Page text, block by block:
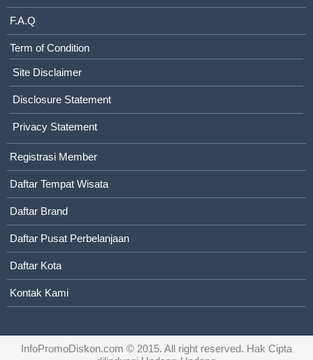
F.A.Q
Term of Condition
Site Disclaimer
Disclosure Statement
Privacy Statement
Registrasi Member
Daftar Tempat Wisata
Daftar Brand
Daftar Pusat Perbelanjaan
Daftar Kota
Kontak Kami
InfoPromoDiskon.com © 2015. All right reserved. Hak Cipta